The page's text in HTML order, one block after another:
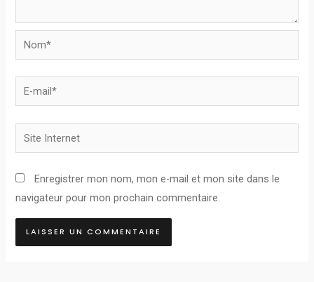
Nom*
E-
mail*
Site
Internet
Enregistrer mon nom, mon e-mail et mon site dans le
navigateur pour mon prochain commentaire.